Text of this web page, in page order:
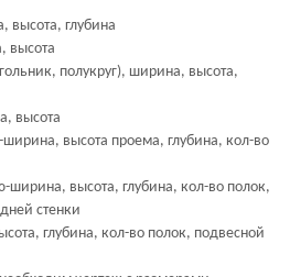
высота, глубина
высота
полукруг), ширина, высота,
высота
высота проема, глубина, кол-во
высота, глубина, кол-во полок,
стенки
глубина, кол-во полок, подвесной